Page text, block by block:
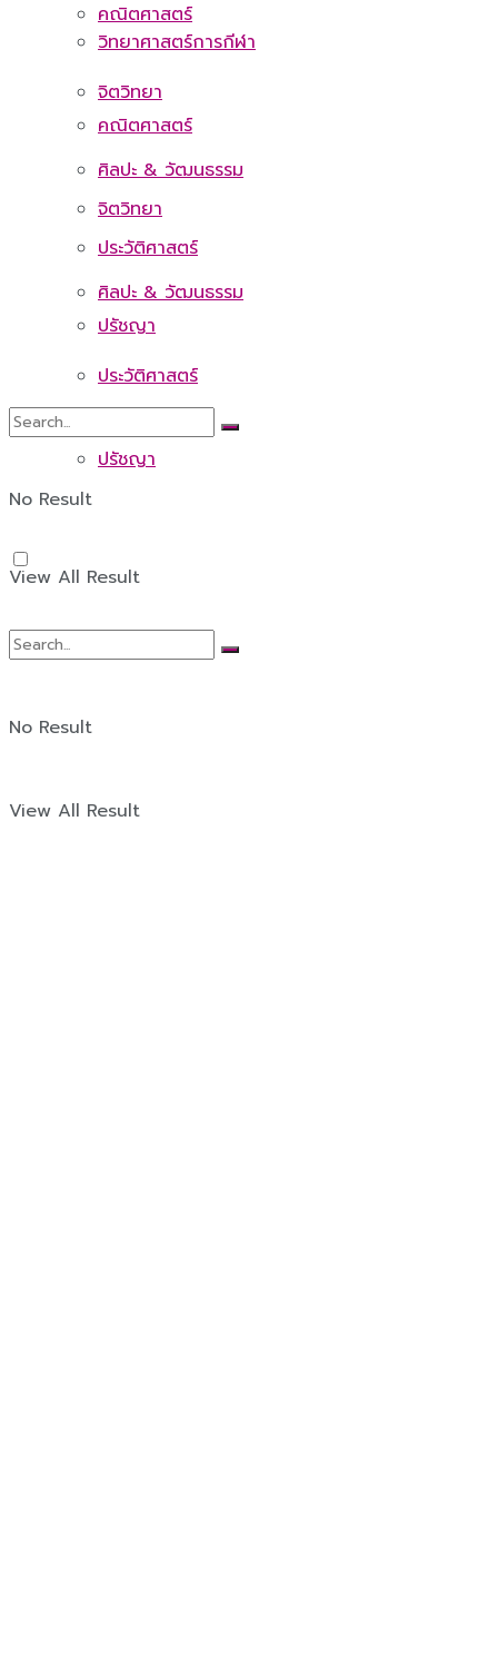
วิทยาศาสตร์การกีฬา
คณิตศาสตร์
จิตวิทยา
ศิลปะ & วัฒนธรรม
ประวัติศาสตร์
ปรัชญา
No Result
View All Result
คณิตศาสตร์
จิตวิทยา
ศิลปะ & วัฒนธรรม
ประวัติศาสตร์
ปรัชญา
No Result
View All Result